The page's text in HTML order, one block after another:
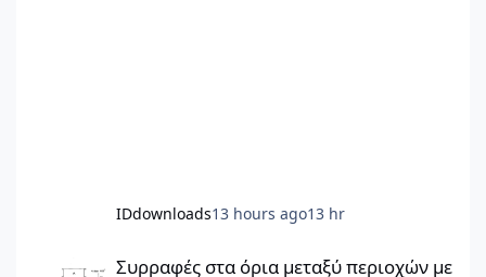
IDdownloads13 hours ago13 hr
Συρραφές στα όρια μεταξύ περιοχών με